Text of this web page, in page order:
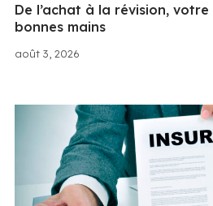
août 3, 2026
De l’achat à la révision,
bonnes mains